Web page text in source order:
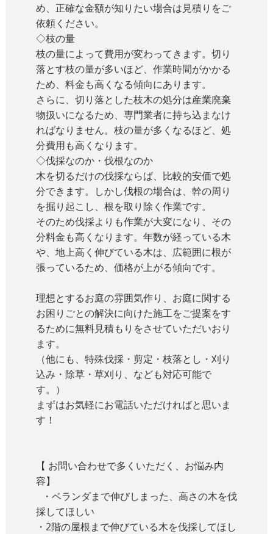
め、正確な金額が知りたい場合は見積りをご
依頼ください。
◇枝の量
枝の量によって費用が変わってきます。切り
落とす枝の量が多いほど、作業時間がかかる
ため、料金も高くなる傾向にあります。
さらに、切り落とした枝木の処分は産業廃棄
物扱いになるため、専門業者に持ち込まなけ
ればなりません。枝の量が多くなるほど、処
分費用も高くなります。
◇伐採なのか・伐根なのか
木を切るだけの伐採ならば、比較的安価で処
分できます。しかし伐根の場合は、幹の周り
を掘り起こし、根を取り除く作業です。
そのため伐採よりも作業が大変になり、その
分料金も高くなります。年数が経っている木
や、地上高く伸びている木は、広範囲に根が
張っているため、価格が上がる傾向です。
理想とするお庭の雰囲気作り、お庭に関する
お困りごとの解決に向けた施工をご提案をす
るために無料見積もりをさせていただいおり
ます。
（他にも、特殊伐採・剪定・枝落とし・刈り
込み・除草・草刈り、なども対応可能で
す。）
まずはお気軽にお電話いただければと思いま
す！
【 お問い合わせで多くいただく、お悩み内
容】
・ベランダまで伸びしまった、高さの木を伐
採してほしい
・2階の屋根まで伸びている木を伐採してほし